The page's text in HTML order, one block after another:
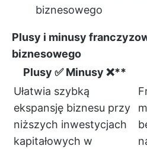
biznesowego
Plusy i minusy
biznesowego
Plusy ✅Minusy ❌**
Ułatwia szybką
ekspansję biznesu przy
niższych inwestycjach
kapitałowych w